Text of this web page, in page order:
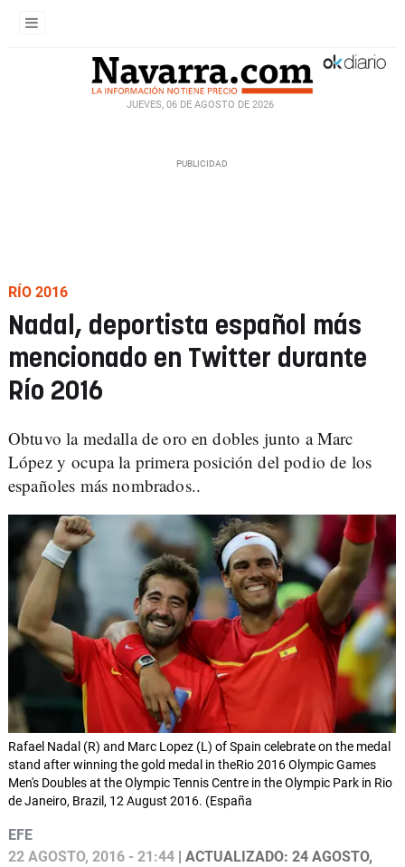
JUEVES, 06 DE AGOSTO DE 2026
RÍO 2016
Nadal, deportista español más
mencionado en Twitter durante
Río 2016
Obtuvo la medalla de oro en dobles junto a Marc
López y ocupa la primera posición del podio de los
españoles más nombrados..
Rafael Nadal (R) and Marc Lopez (L) of Spain celebrate on the medal
stand after winning the gold medal in theRio 2016 Olympic Games
Men's Doubles at the Olympic Tennis Centre in the Olympic Park in Rio
de Janeiro, Brazil, 12 August 2016. (España
EFE
22 AGOSTO, 2016 - 21:44 | ACTUALIZADO: 24 AGOSTO,